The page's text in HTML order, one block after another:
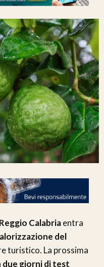
Calabriaentra
del
turistico. La prossima
due giorni di test